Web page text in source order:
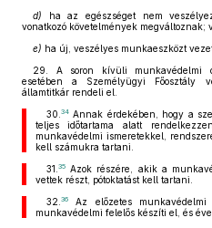
d) ha az egészséget nem
vonatkozó követelmények megváltoznak;
e) ha új, veszélyes munkaeszközt
29. A soron kívüli munkavédelmi
esetében a Személyügyi Főosztály
államtitkár rendeli el.
30. 34Annak érdekében, hogy a
teljes időtartama alatt
munkavédelmi ismeretekkel,
kell számukra tartani.
31. 35Azok részére, akik a
vettek részt, pótoktatást kell tartani.
32. 36Az előzetes munkavédelmi
munkavédelmi felelős készíti el, és